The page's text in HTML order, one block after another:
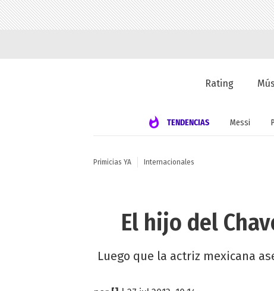
Rating
TENDENCIAS Messi
Primicias YA Internacionales
El hijo del
Luego que la actriz mexicana